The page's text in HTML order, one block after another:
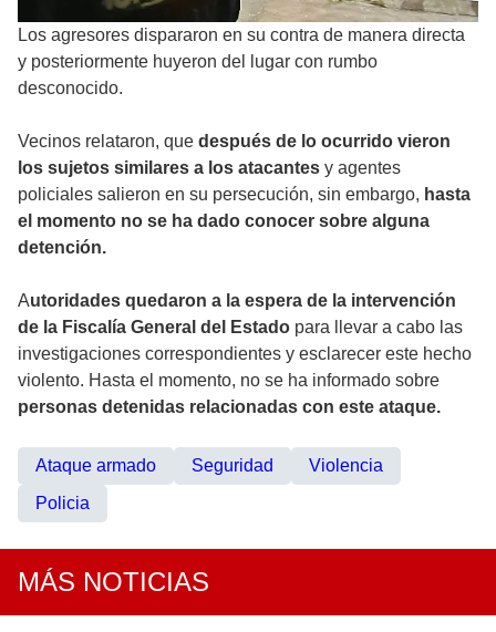
Los agresores dispararon en su contra de manera directa
y posteriormente huyeron del lugar con rumbo
desconocido.
Vecinos relataron, que después de lo ocurrido vieron
los sujetos similares a los atacantes y agentes
policiales salieron en su persecución, sin embargo, hasta
el momento no se ha dado conocer sobre alguna
detención.
Autoridades quedaron a la espera de la intervención
de la Fiscalía General del Estado para llevar a cabo las
investigaciones correspondientes y esclarecer este hecho
violento. Hasta el momento, no se ha informado sobre
personas detenidas relacionadas con este ataque.
Ataque armado Seguridad
Violencia
Policia
MÁS NOTICIAS